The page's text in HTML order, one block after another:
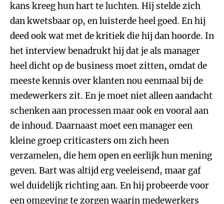
kans kreeg hun hart te luchten. Hij stelde zich
dan kwetsbaar op, en luisterde heel goed. En hij
deed ook wat met de kritiek die hij dan hoorde. In
het interview benadrukt hij dat je als manager
heel dicht op de business moet zitten, omdat de
meeste kennis over klanten nou eenmaal bij de
medewerkers zit. En je moet niet alleen aandacht
schenken aan processen maar ook en vooral aan
de inhoud. Daarnaast moet een manager een
kleine groep criticasters om zich heen
verzamelen, die hem open en eerlijk hun mening
geven. Bart was altijd erg veeleisend, maar gaf
wel duidelijk richting aan. En hij probeerde voor
een omgeving te zorgen waarin medewerkers